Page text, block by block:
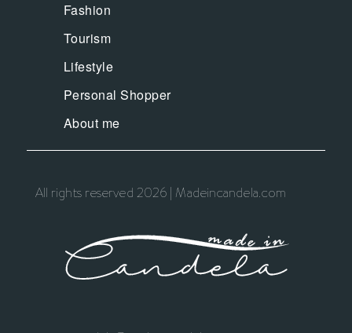
Fashion
Tourism
Lifestyle
Personal Shopper
About me
All rights reserved 2026 | Madeincandela.com